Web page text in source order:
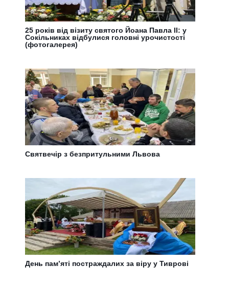
25 років від візиту святого Йоана Павла ІІ: у
Сокільниках відбулися головні урочистості
(фотогалерея)
Святвечір з безпритульними Львова
День пам’яті постраждалих за віру у Тиврові